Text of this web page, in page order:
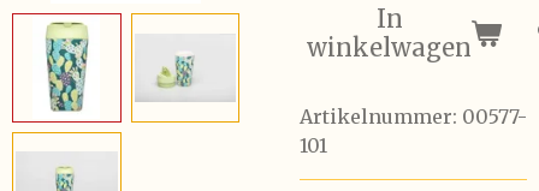
In
winkelwagen
Artikelnummer: 00577-
101